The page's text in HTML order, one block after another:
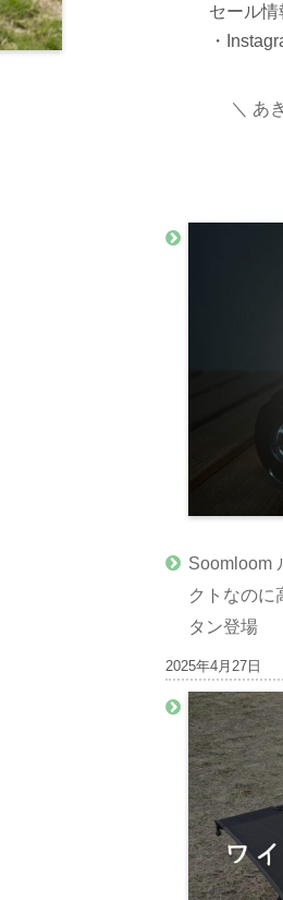
セール
・
あ
Soomloom
クトなのに
タン登場
2025年4月27日